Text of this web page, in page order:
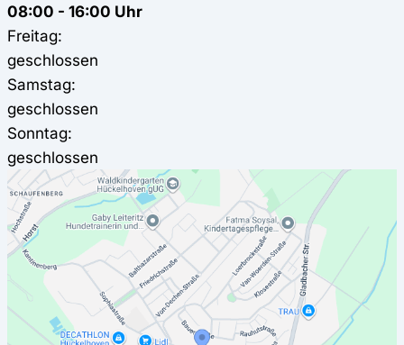
08:00 - 16:00 Uhr
Freitag:
geschlossen
Samstag:
geschlossen
Sonntag:
geschlossen